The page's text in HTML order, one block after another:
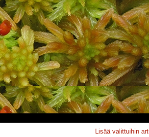
Lisää valittuihin